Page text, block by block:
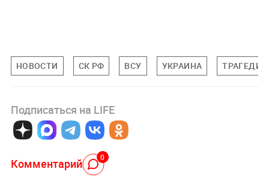
НОВОСТИ СК РФ ВСУ УКРАИНА
Подписаться на LIFE
Комментарий 0